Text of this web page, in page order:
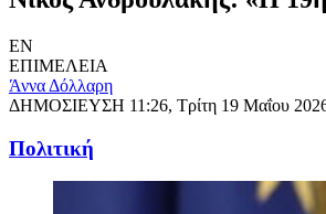
EN
ΕΠΙΜΕΛΕΙΑ
Άννα Δόλλαρη
ΔΗΜΟΣΙΕΥΣΗ 11:26, Τρίτη 19 Μαΐου
Πολιτική